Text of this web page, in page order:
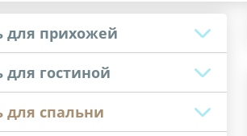
для прихожей
для гостиной
для спальни